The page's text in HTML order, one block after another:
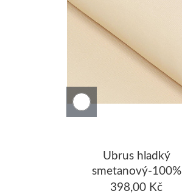
Ubrus hladký
smetanový-100%
Bavlna 120x200cm
398,00 Kč